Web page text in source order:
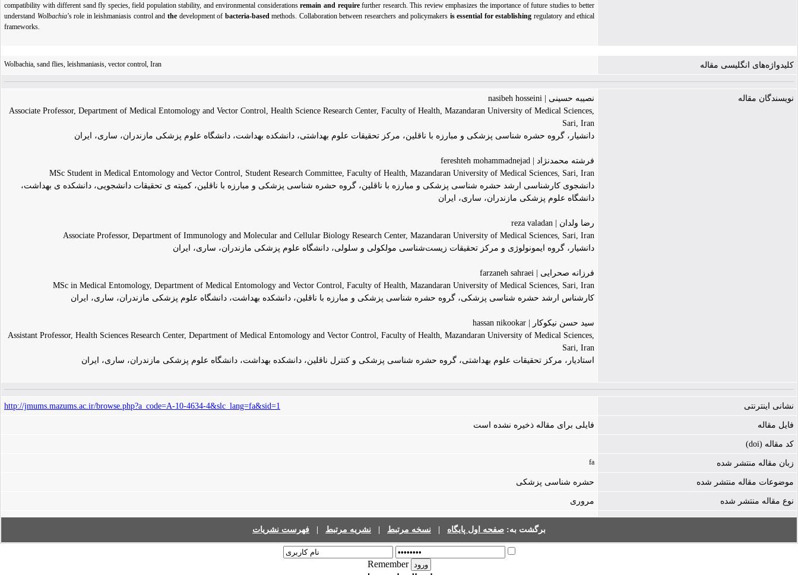
compatibility with different sand fly species, field population stability, and environmental considerationsremain and require further research. This review emphasizes the importance of future studies to better
understand Wolbachia’s role in leishmaniasis control and the development of bacteria-based methods. Collaboration between researchers and policymakers is essential for establishing regulatory and ethical
frameworks.
کلیدواژه‌های انگلیسی مقاله Wolbachia, sand flies, leishmaniasis, vector control, Iran
نویسندگان مقاله
نصیبه حسینی | nasibeh hosseini
Associate Professor, Department of Medical Entomology and Vector Control, Health Science Research Center, Faculty of Health, Mazandaran University of Medical Sciences,
Sari, Iran
دانشیار، گروه حشره شناسی پزشکی و مبارزه با ناقلین، مرکز تحقیقات علوم بهداشتی، دانشکده بهداشت، دانشگاه علوم پزشکی مازندران، ساری، ایران
فرشته محمدنژاد | fereshteh mohammadnejad
MSc Student in Medical Entomology and Vector Control, Student Research Committee, Faculty of Health, Mazandaran University of Medical Sciences, Sari, Iran
دانشجوی کارشناسی ارشد حشره شناسی پزشکی و مبارزه با ناقلین، گروه حشره شناسی پزشکی و مبارزه با ناقلین، کمیته ی تحقیقات دانشجویی، دانشکده ی بهداشت،
دانشگاه علوم پزشکی مازندران، ساری، ایران
رضا ولدان | reza valadan
Associate Professor, Department of Immunology and Molecular and Cellular Biology Research Center, Mazandaran University of Medical Sciences, Sari, Iran
دانشیار، گروه ایمونولوژی و مرکز تحقیقات زیست‌شناسی مولکولی و سلولی، دانشگاه علوم پزشکی مازندران، ساری، ایران
فرزانه صحرایی | farzaneh sahraei
MSc in Medical Entomology, Department of Medical Entomology and Vector Control, Faculty of Health, Mazandaran University of Medical Sciences, Sari, Iran
کارشناس ارشد حشره شناسی پزشکی، گروه حشره شناسی پزشکی و مبارزه با ناقلین، دانشکده بهداشت، دانشگاه علوم پزشکی مازندران، ساری، ایران
سید حسن نیکوکار | hassan nikookar
Assistant Professor, Health Sciences Research Center, Department of Medical Entomology and Vector Control, Faculty of Health, Mazandaran University of Medical Sciences,
Sari, Iran
استادیار، مرکز تحقیقات علوم بهداشتی، گروه حشره شناسی پزشکی و کنترل ناقلین، دانشکده بهداشت، دانشگاه علوم پزشکی مازندران، ساری، ایران
نشانی اینترنتی http://jmums.mazums.ac.ir/browse.php?a_code=A-10-4634-4&slc_lang=fa&sid=1
فایل مقاله فایلی برای مقاله ذخیره نشده است
کد مقاله (doi)
زبان مقاله منتشر شده fa
موضوعات مقاله منتشر شده حشره شناسی پزشکی
نوع مقاله منتشر شده مروری
برگشت به: صفحه اول پایگاه نسخه مرتبط نشریه مرتبط فهرست نشریات
Remember